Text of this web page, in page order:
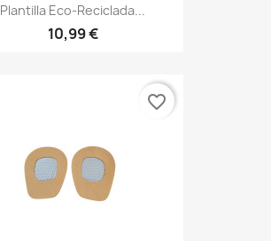
Plantilla Eco-Reciclada...
10,99 €
favorite_border